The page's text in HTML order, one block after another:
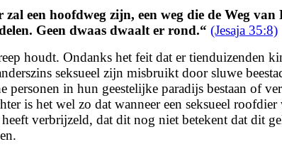
zal een hoofdweg zijn, een weg die de Weg
Geen dwaas dwaalt er rond.“ (Jesaja 35:8)
houdt. Ondanks het feit dat er tienduizenden
seksueel zijn misbruikt door sluwe
in hun geestelijke paradijs bestaan of
is het wel zo dat wanneer een seksueel
verbrijzeld, dat dit nog niet betekent dat dit